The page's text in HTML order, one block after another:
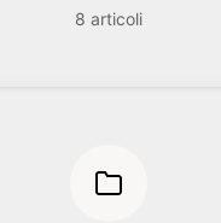
8 articoli